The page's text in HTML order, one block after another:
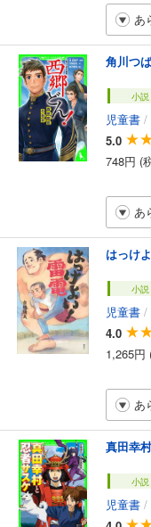
あ
角川つ
小
児童書 /
5.0
748円 (
あ
はっけ
小
児童書 /
4.0
1,265円
あ
真田幸
小
児童書 /